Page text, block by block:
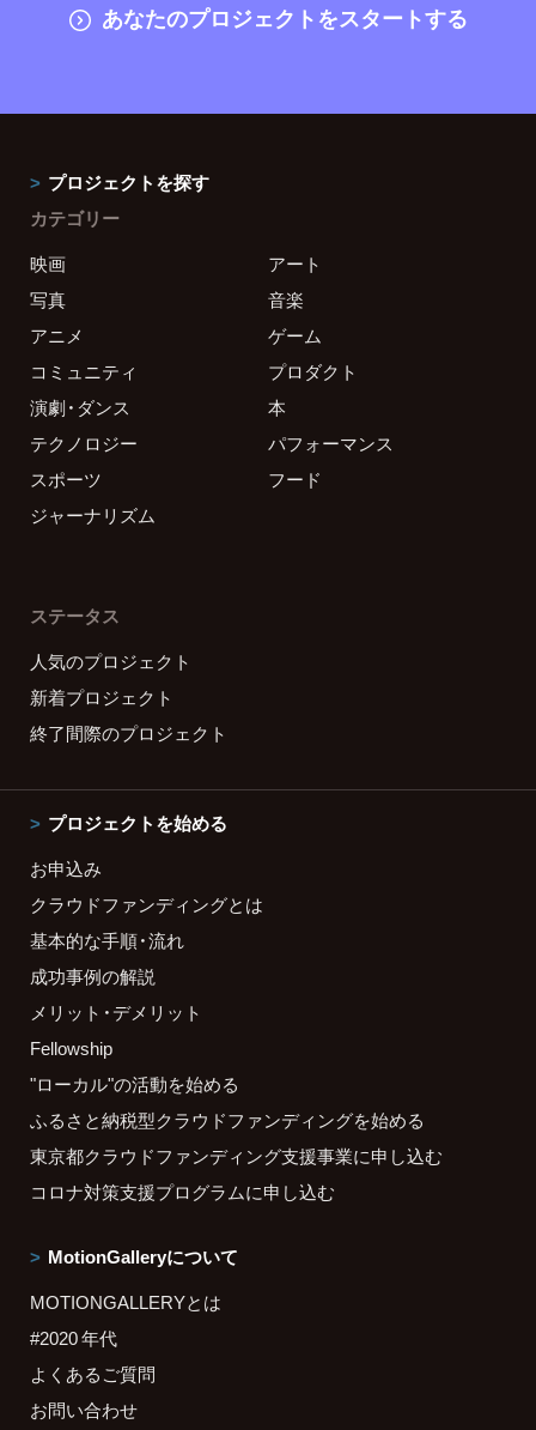
あなたのプロジェクトをスタートする
プロジェクトを探す
カテゴリー
映画
アート
写真
音楽
アニメ
ゲーム
コミュニティ
プロダクト
演劇・ダンス
本
テクノロジー
パフォーマンス
スポーツ
フード
ジャーナリズム
ステータス
人気のプロジェクト
新着プロジェクト
終了間際のプロジェクト
プロジェクトを始める
お申込み
クラウドファンディングとは
基本的な手順・流れ
成功事例の解説
メリット・デメリット
Fellowship
"ローカル"の活動を始める
ふるさと納税型クラウドファンディングを始める
東京都クラウドファンディング支援事業に申し込む
コロナ対策支援プログラムに申し込む
MotionGalleryについて
MOTIONGALLERYとは
#2020 年代
よくあるご質問
お問い合わせ